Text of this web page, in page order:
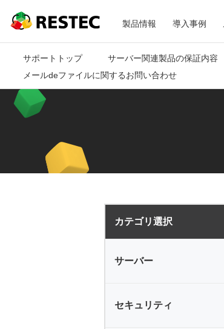
RESTEC
メ
ニ
製品情報 導入事例
サポートトップ サーバー関連製品の保証内容
メールdeファイルに関するお問い合わせ
カテゴリ選択
サーバー
共有フォルダ
バックアップ
サーバー全般
セキュリティ
セキュリティ全般